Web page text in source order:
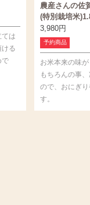
ては
ける
で
農産さんの佐
(特別栽培米
3,980円
予約商品
お米本来の味
もちろんの事
ので、おにぎ
す。